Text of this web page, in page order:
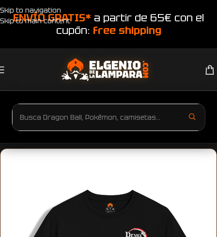
Skip to navigation
Skip to main content
ENVÍO GRATIS* a partir de 65€ con el
cupón: free shipping
Inicio Productos etiquetados “Camiseta Demon Slayer”